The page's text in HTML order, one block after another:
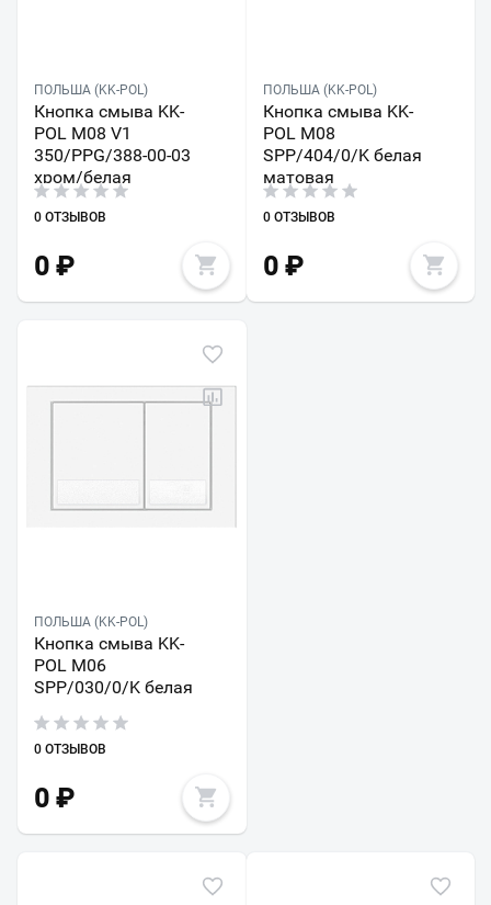
ПОЛЬША (KK-POL)
Кнопка смыва KK-
POL M08 V1
350/PPG/388-00-03
хром/белая
0 ОТЗЫВОВ
0 ₽
ПОЛЬША (KK-POL)
Кнопка смыва KK-
POL M08
SPP/404/0/K белая
матовая
0 ОТЗЫВОВ
0₽
ПОЛЬША (KK-POL)
Кнопка смыва KK-
POL M06
SPP/030/0/K белая
0 ОТЗЫВОВ
0 ₽